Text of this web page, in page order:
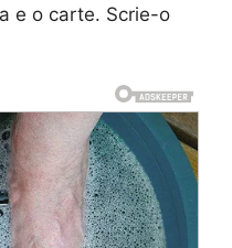
e o carte. Scrie-o